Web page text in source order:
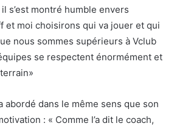
s’est montré humble envers
et moi choisirons qui va jouer et qui
nous sommes supérieurs à Vclub
se respectent énormément et
abordé dans le même sens que son
: « Comme l’a dit le coach,